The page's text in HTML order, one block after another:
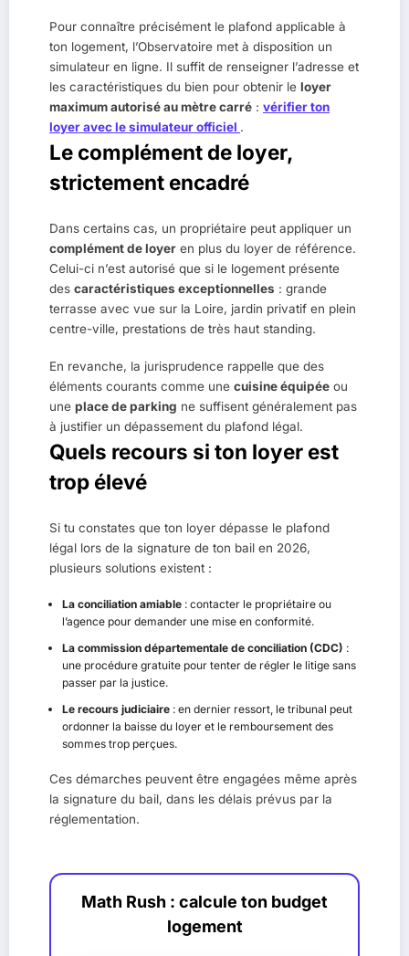
Pour connaître précisément le plafond applicable à
ton logement, l’Observatoire met à disposition un
simulateur en ligne. Il suffit de renseigner l’adresse et
les caractéristiques du bien pour obtenir le loyer
maximum autorisé au mètre carré : vérifier ton
loyer avec le simulateur officiel .
Le complément de loyer,
strictement encadré
Dans certains cas, un propriétaire peut appliquer un
complément de loyer en plus du loyer de référence.
Celui-ci n’est autorisé que si le logement présente
des caractéristiques exceptionnelles : grande
terrasse avec vue sur la Loire, jardin privatif en plein
centre-ville, prestations de très haut standing.
En revanche, la jurisprudence rappelle que des
éléments courants comme une cuisine équipée ou
une place de parking ne suffisent généralement pas
à justifier un dépassement du plafond légal.
Quels recours si ton loyer est
trop élevé
Si tu constates que ton loyer dépasse le plafond
légal lors de la signature de ton bail en 2026,
plusieurs solutions existent :
La conciliation amiable: contacter le propriétaire ou
l’agence pour demander une mise en conformité.
La commission départementale de conciliation (CDC) :
une procédure gratuite pour tenter de régler le litige sans
passer par la justice.
Le recours judiciaire: en dernier ressort, le tribunal peut
ordonner la baisse du loyer et le remboursement des
sommes trop perçues.
Ces démarches peuvent être engagées même après
la signature du bail, dans les délais prévus par la
réglementation.
Math Rush : calcule ton budget
logement